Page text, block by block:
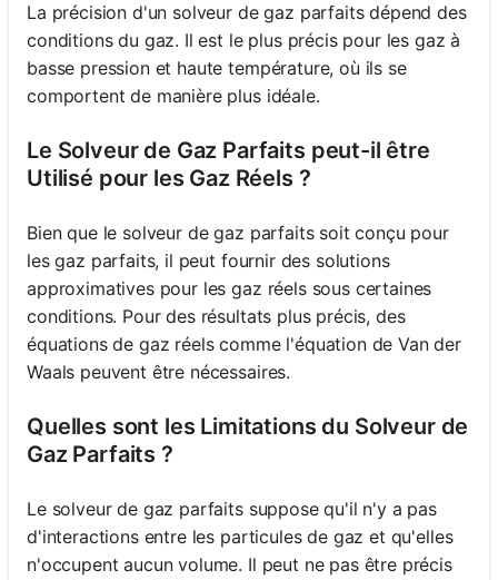
La précision d'un solveur de gaz parfaits dépend des
conditions du gaz. Il est le plus précis pour les gaz à
basse pression et haute température, où ils se
comportent de manière plus idéale.
Le Solveur de Gaz Parfaits peut-il être
Utilisé pour les Gaz Réels ?
Bien que le solveur de gaz parfaits soit conçu pour
les gaz parfaits, il peut fournir des solutions
approximatives pour les gaz réels sous certaines
conditions. Pour des résultats plus précis, des
équations de gaz réels comme l'équation de Van der
Waals peuvent être nécessaires.
Quelles sont les Limitations du Solveur de
Gaz Parfaits ?
Le solveur de gaz parfaits suppose qu'il n'y a pas
d'interactions entre les particules de gaz et qu'elles
n'occupent aucun volume. Il peut ne pas être précis